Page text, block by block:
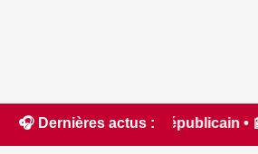
🎧 Dernières actus :
• 📰 6 idées pour